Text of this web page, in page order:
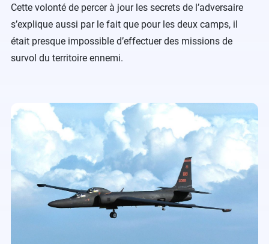
Cette volonté de percer à jour les secrets de l’adversaire
s’explique aussi par le fait que pour les deux camps, il
était presque impossible d’effectuer des missions de
survol du territoire ennemi.